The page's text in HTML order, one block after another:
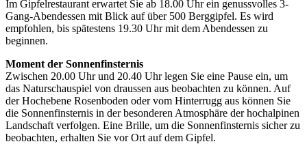
Im Gipfelrestaurant erwartet Sie ab 18.00 Uhr ein genussvolles 3-
Gang-Abendessen mit Blick auf über 500 Berggipfel. Es wird
empfohlen, bis spätestens 19.30 Uhr mit dem Abendessen zu
beginnen.
Moment der Sonnenfinsternis
Zwischen 20.00 Uhr und 20.40 Uhr legen Sie eine Pause ein, um
das Naturschauspiel von draussen aus beobachten zu können. Auf
der Hochebene Rosenboden oder vom Hinterrugg aus können Sie
die Sonnenfinsternis in der besonderen Atmosphäre der hochalpinen
Landschaft verfolgen. Eine Brille, um die Sonnenfinsternis sicher zu
beobachten, erhalten Sie vor Ort auf dem Gipfel.